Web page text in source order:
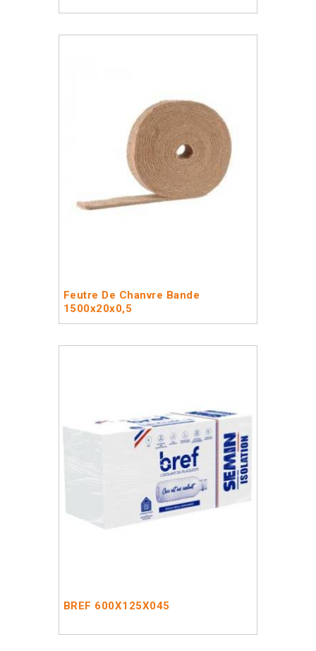
Feutre De Chanvre Bande
1500x20x0,5
BREF 600X125X045